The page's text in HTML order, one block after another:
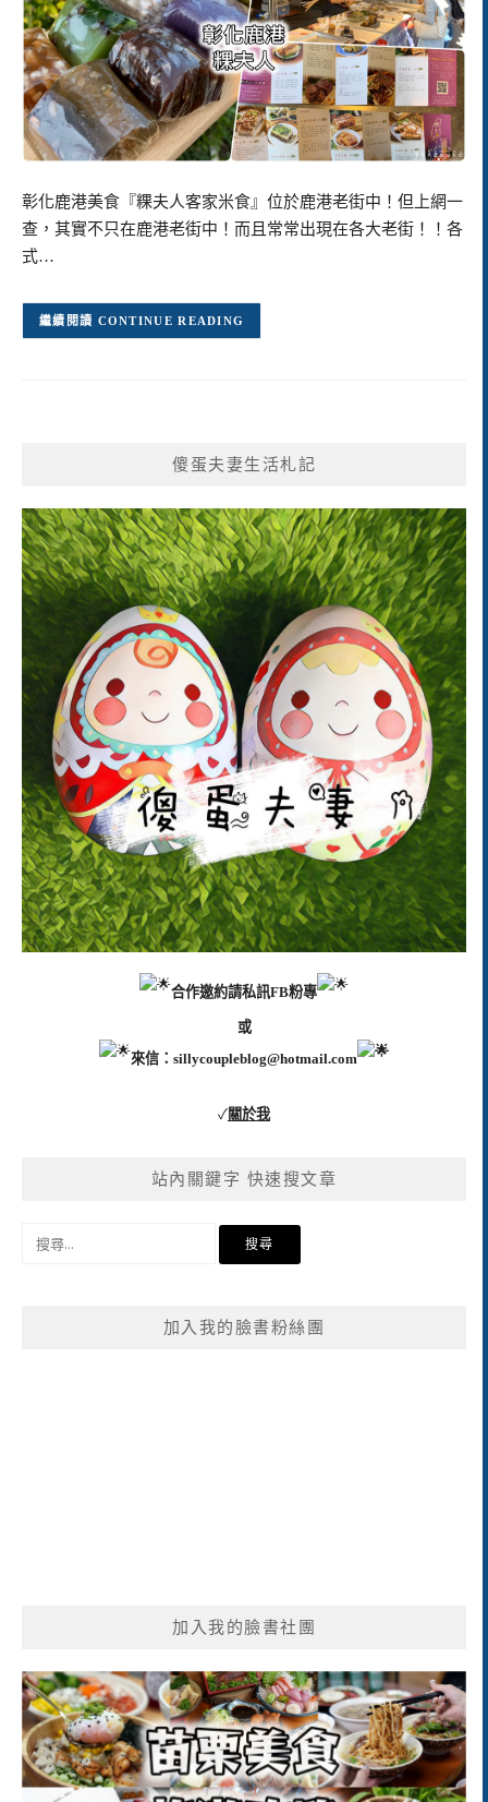
彰化鹿港美食『粿夫人客家米食』位於鹿港老街中！但上網一
查，其實不只在鹿港老街中！而且常常出現在各大老街！！各
式…
CONTINUE READING
傻蛋夫妻生活札記
合作邀約請私訊FB粉專
或
來信： sillycoupleblog@hotmail.com
✓關於我
站內關鍵字 快速搜文章
加入我的臉書粉絲團
加入我的臉書社團